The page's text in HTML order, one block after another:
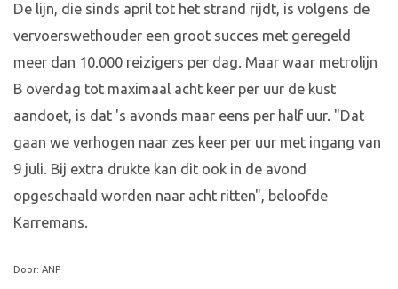
De lijn, die sinds april tot het strand rijdt, is volgens de
vervoerswethouder een groot succes met geregeld
meer dan 10.000 reizigers per dag. Maar waar metrolijn
B overdag tot maximaal acht keer per uur de kust
aandoet, is dat 's avonds maar eens per half uur. "Dat
gaan we verhogen naar zes keer per uur met ingang van
9 juli. Bij extra drukte kan dit ook in de avond
opgeschaald worden naar acht ritten", beloofde
Karremans.
Door: ANP